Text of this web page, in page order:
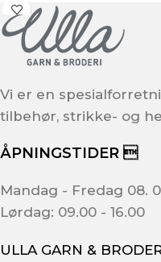
Vi er en
tilbehør, strikke- og
ÅPNINGSTIDER 
Mandag - Fredag 08.
Lørdag: 09.00 - 16.00
ULLA GARN &